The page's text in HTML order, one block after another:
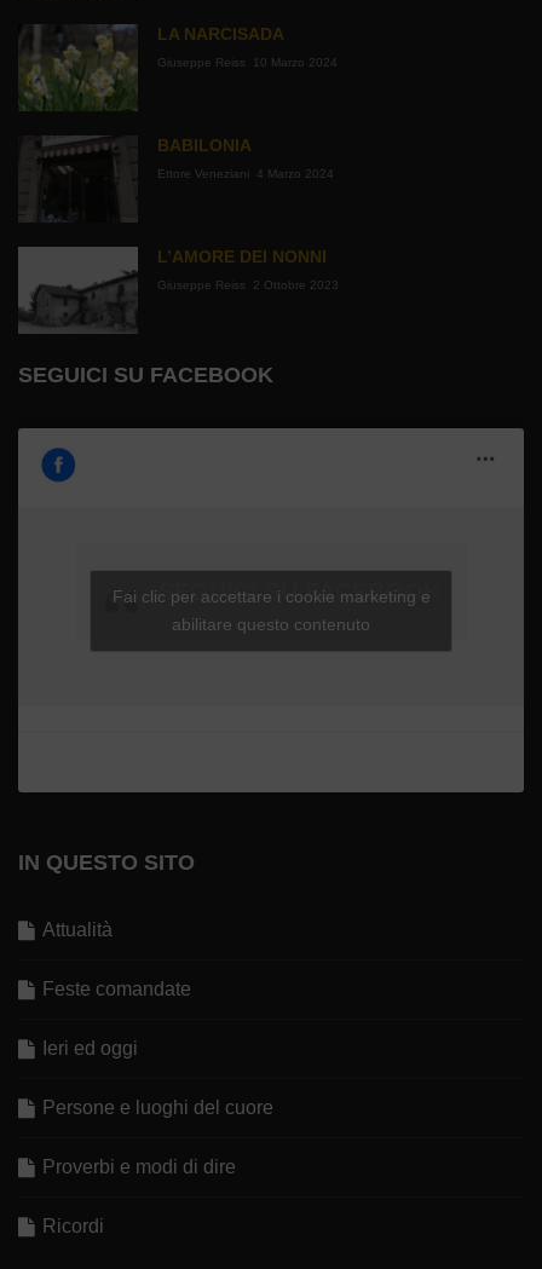
LA NARCISADA
Giuseppe Reiss 10 Marzo 2024
BABILONIA
Ettore Veneziani 4 Marzo 2024
L’AMORE DEI NONNI
Giuseppe Reiss 2 Ottobre 2023
SEGUICI SU FACEBOOK
SEGUICI SU FACEBOOK
Fai clic per accettare i cookie marketing e
abilitare questo contenuto
IN QUESTO SITO
Attualità
Feste comandate
Ieri ed oggi
Persone e luoghi del cuore
Proverbi e modi di dire
Ricordi